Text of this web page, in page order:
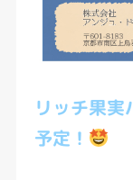
リッチ果実
予定！